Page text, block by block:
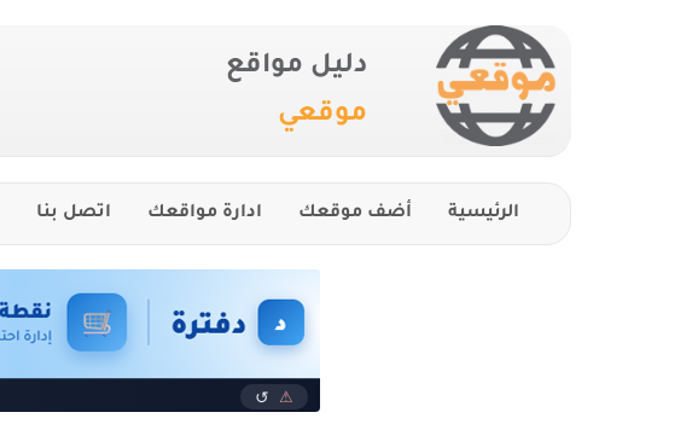
دليل مواقع
موقعي
الرئيسية أضف موقعك ادارة مواقعك اتصل بنا